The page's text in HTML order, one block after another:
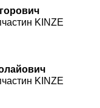
KINZE
KINZE